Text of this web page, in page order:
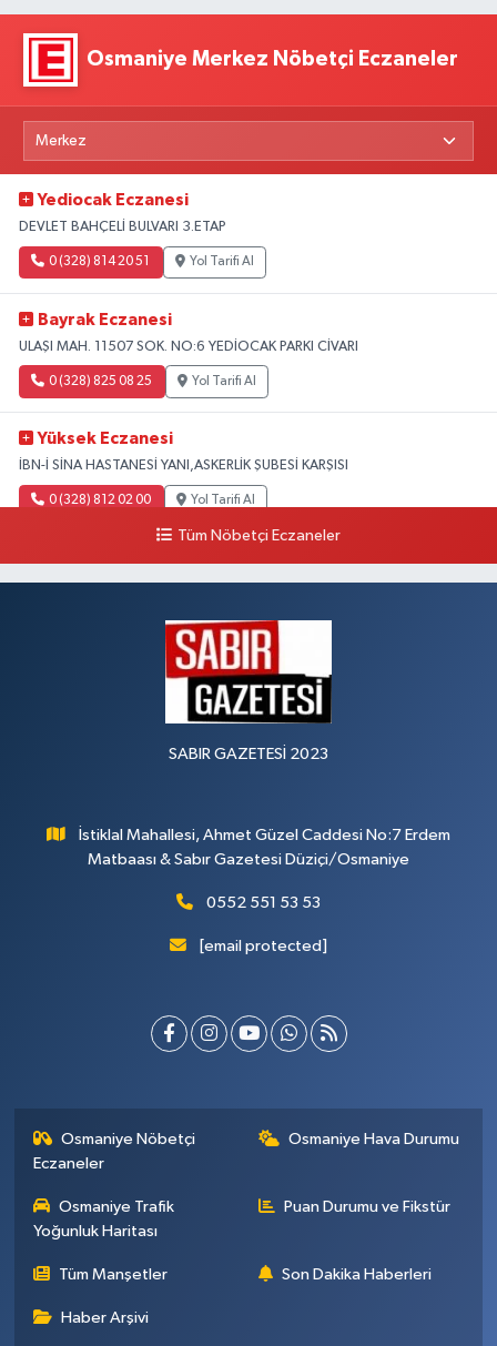
Osmaniye Merkez Nöbetçi Eczaneler
Yediocak Eczanesi
DEVLET BAHÇELİ BULVARI 3.ETAP
0 (328) 814 20 51 Yol Tarifi Al
Bayrak Eczanesi
ULAŞI MAH. 11507 SOK. NO:6 YEDİOCAK PARKI CİVARI
0 (328) 825 08 25 Yol Tarifi Al
Yüksek Eczanesi
İBN-İ SİNA HASTANESİ YANI,ASKERLİK ŞUBESİ KARŞISI
0 (328) 812 02 00 Yol Tarifi Al
Tüm Nöbetçi Eczaneler
SABIR GAZETESİ 2023
İstiklal Mahallesi, Ahmet Güzel Caddesi No:7 Erdem
Matbaası & Sabır Gazetesi Düziçi/Osmaniye
0552 551 53 53
[email protected]
Osmaniye Nöbetçi
Eczaneler
Osmaniye Hava Durumu
Osmaniye Trafik
Yoğunluk Haritası
Puan Durumu ve Fikstür
Tüm Manşetler Son Dakika Haberleri
Haber Arşivi